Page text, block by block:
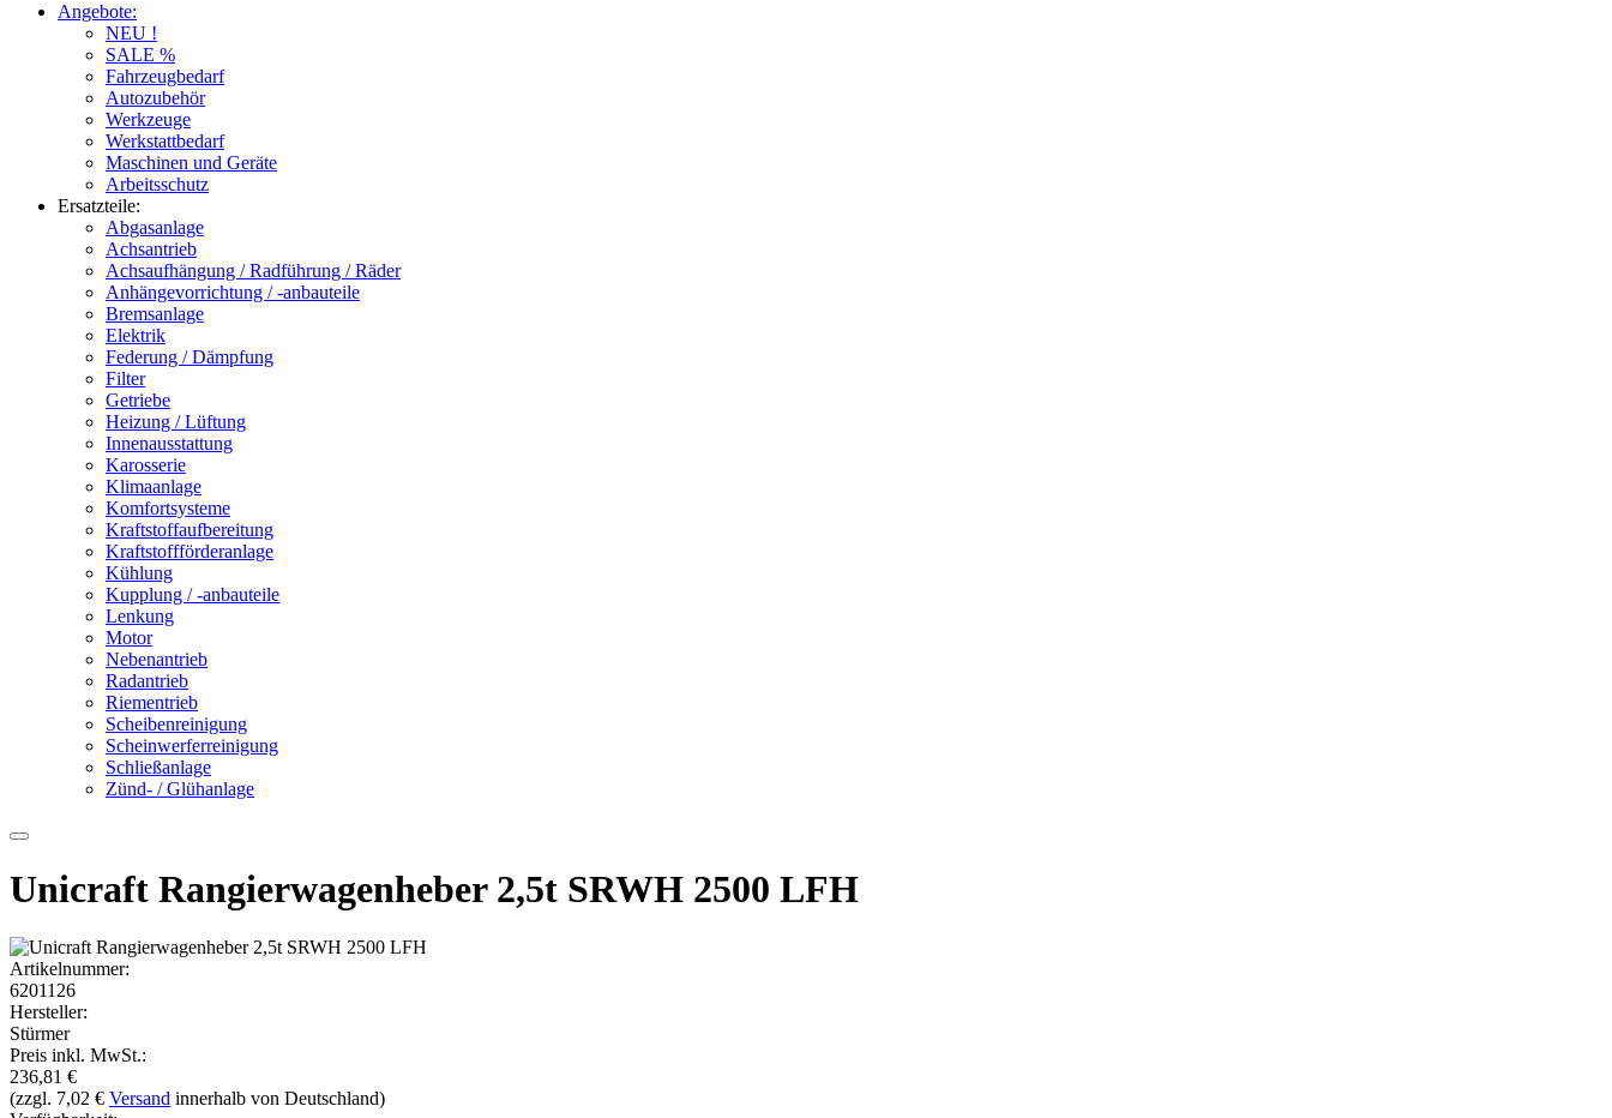
Angebote:
NEU !
SALE %
Fahrzeugbedarf
Autozubehör
Werkzeuge
Werkstattbedarf
Maschinen und Geräte
Arbeitsschutz
Ersatzteile:
Abgasanlage
Achsantrieb
Achsaufhängung / Radführung / Räder
Anhängevorrichtung / -anbauteile
Bremsanlage
Elektrik
Federung / Dämpfung
Filter
Getriebe
Heizung / Lüftung
Innenausstattung
Karosserie
Klimaanlage
Komfortsysteme
Kraftstoffaufbereitung
Kraftstoffförderanlage
Kühlung
Kupplung / -anbauteile
Lenkung
Motor
Nebenantrieb
Radantrieb
Riementrieb
Scheibenreinigung
Scheinwerferreinigung
Schließanlage
Zünd- / Glühanlage
Unicraft Rangierwagenheber 2,5t SRWH 2500 LFH
Artikelnummer:
6201126
Hersteller:
Stürmer
Preis inkl. MwSt.:
236,81 €
(zzgl. 7,02 € Versand innerhalb von Deutschland)